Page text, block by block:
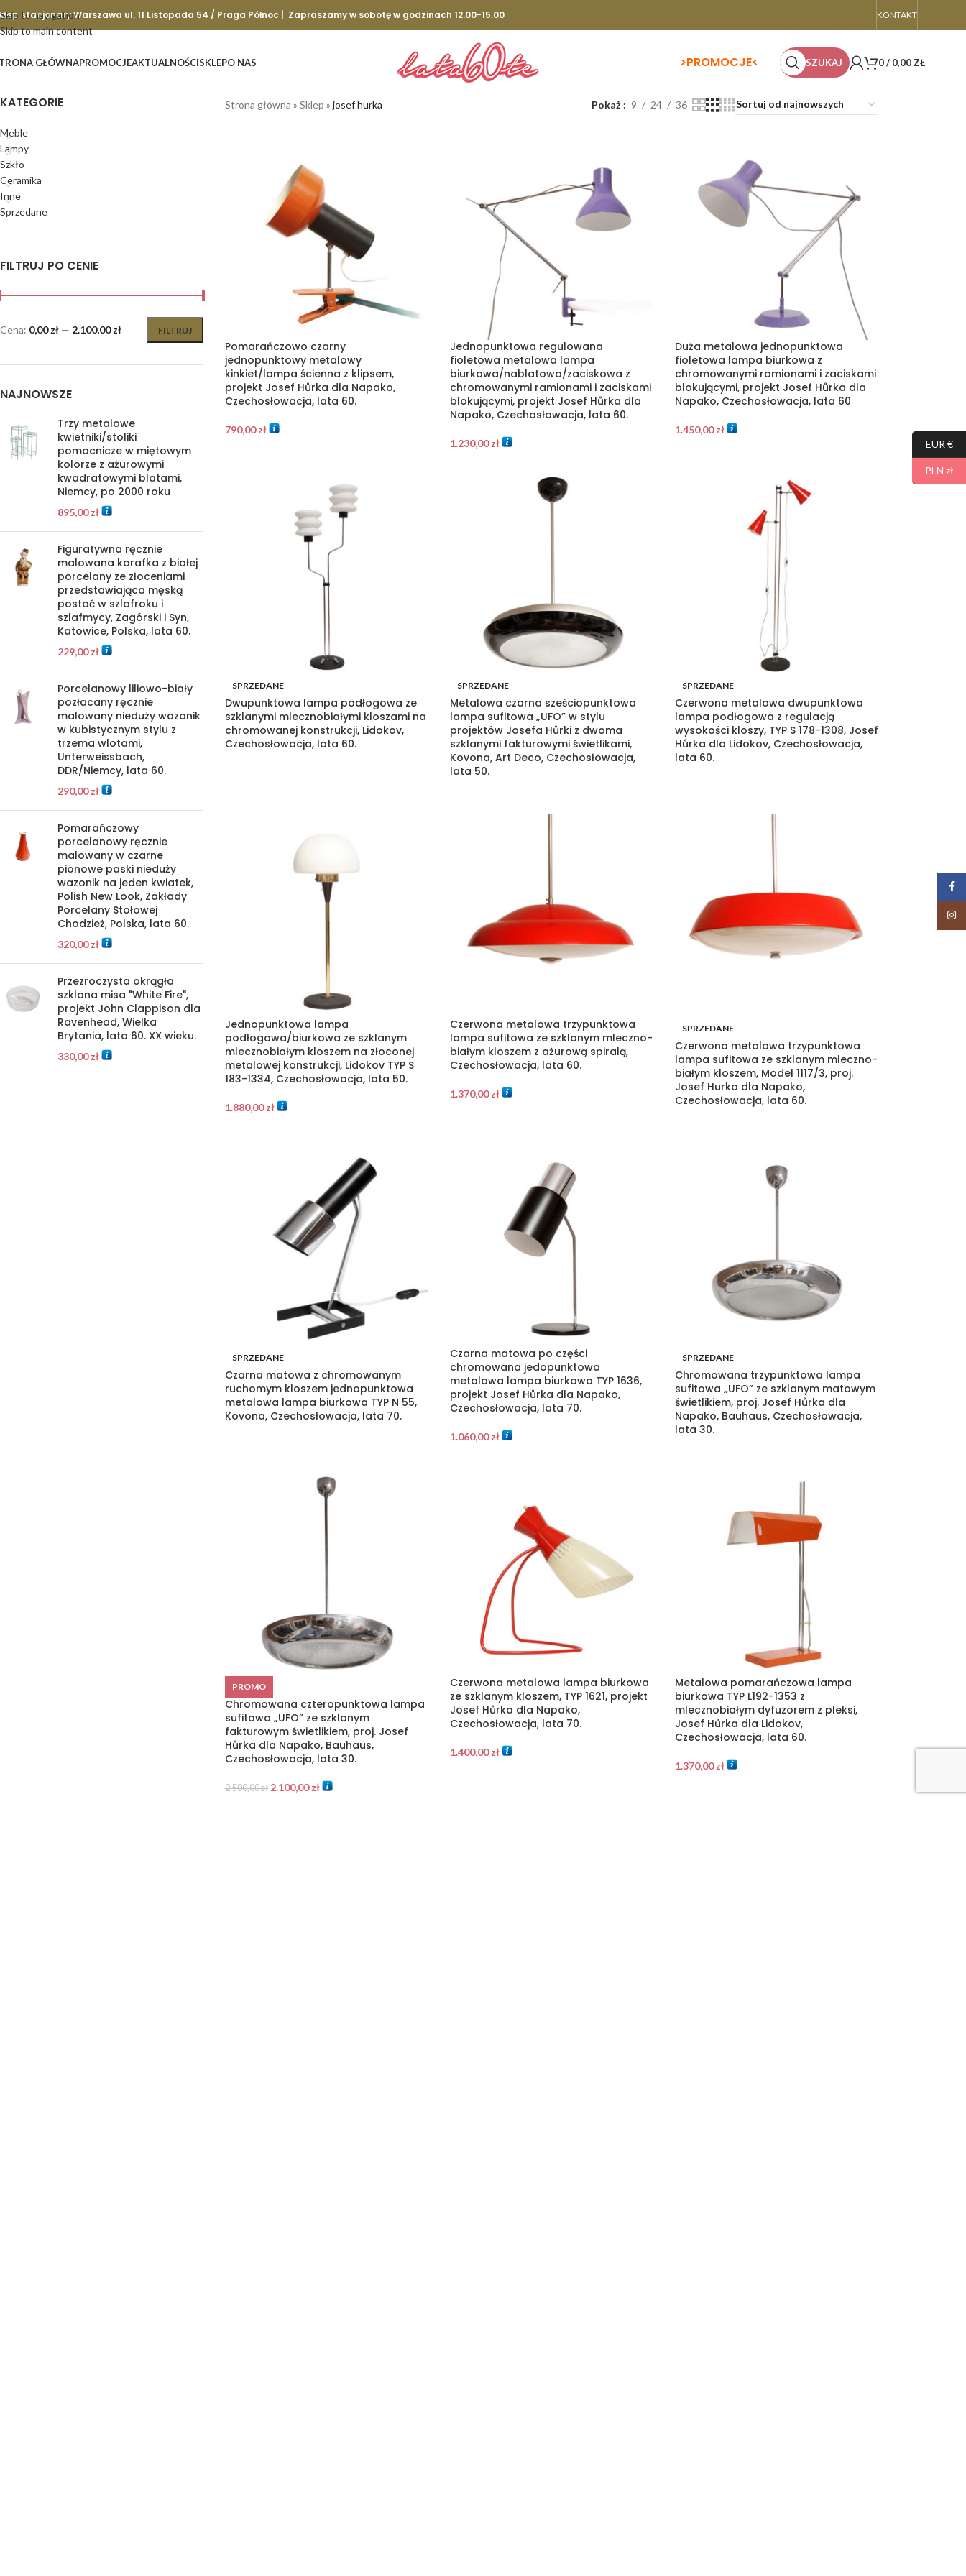
Skip to navigation
Skip to main content
stacjonary Warszawa ul. 11 Listopada 54 / Praga Północ | Zapraszamy w sobotę w godzinach 12.00-15.00 KONTAKT
GŁÓWNAPROMOCJEAKTUALNOŚCISKLEPO NAS >PROMOCJE< SZUKAJ 0/ 0,00 ZŁ
KATEGORIE
Meble
Lampy
Szkło
Ceramika
Inne
Sprzedane
FILTRUJ PO CENIE
FILTRUJ
Cena: 0,00 zł — 2.100,00 zł
NAJNOWSZE
Trzy metalowe
kwietniki/stoliki
pomocnicze w miętowym
kolorze z ażurowymi
kwadratowymi blatami,
Niemcy, po 2000 roku
895,00zł
Figuratywna ręcznie
malowana karafka z białej
porcelany ze złoceniami
przedstawiająca męską
postać w szlafroku i
szlafmycy, Zagórski i Syn,
Katowice, Polska, lata 60.
229,00zł
Porcelanowy liliowo-biały
pozłacany ręcznie
malowany nieduży wazonik
w kubistycznym stylu z
trzema wlotami,
Unterweissbach,
DDR/Niemcy, lata 60.
290,00zł
Pomarańczowy
porcelanowy ręcznie
malowany w czarne
pionowe paski nieduży
wazonik na jeden kwiatek,
Polish New Look, Zakłady
Porcelany Stołowej
Chodzież, Polska, lata 60.
320,00zł
Przezroczysta okrągła
szklana misa "White Fire",
projekt John Clappison dla
Ravenhead, Wielka
Brytania, lata 60. XX wieku.
330,00zł
Strona główna » Sklep » josef hurka Pokaż 9 24 36
Pomarańczowo czarny
jednopunktowy metalowy
kinkiet/lampa ścienna z klipsem,
projekt Josef Hůrka dla Napako,
Czechosłowacja, lata 60.
790,00zł
Jednopunktowa regulowana
fioletowa metalowa lampa
biurkowa/nablatowa/zaciskowa z
chromowanymi ramionami i zaciskami
blokującymi, projekt Josef Hůrka dla
Napako, Czechosłowacja, lata 60.
1.230,00zł
Duża metalowa jednopunktowa
fioletowa lampa biurkowa z
chromowanymi ramionami i zaciskami
blokującymi, projekt Josef Hůrka dla
Napako, Czechosłowacja, lata 60
1.450,00zł
SPRZEDANE
Dwupunktowa lampa podłogowa ze
szklanymi mlecznobiałymi kloszami na
chromowanej konstrukcji, Lidokov,
Czechosłowacja, lata 60.
SPRZEDANE
Metalowa czarna sześciopunktowa
lampa sufitowa „UFO” w stylu
projektów Josefa Hůrki z dwoma
szklanymi fakturowymi świetlikami,
Kovona, Art Deco, Czechosłowacja,
lata 50.
SPRZEDANE
Czerwona metalowa dwupunktowa
lampa podłogowa z regulacją
wysokości kloszy, TYP S 178-1308, Josef
Hůrka dla Lidokov, Czechosłowacja,
lata 60.
Jednopunktowa lampa
podłogowa/biurkowa ze szklanym
mlecznobiałym kloszem na złoconej
metalowej konstrukcji, Lidokov TYP S
183-1334, Czechosłowacja, lata 50.
1.880,00zł
Czerwona metalowa trzypunktowa
lampa sufitowa ze szklanym mleczno-
białym kloszem z ażurową spiralą,
Czechosłowacja, lata 60.
1.370,00zł
SPRZEDANE
Czerwona metalowa trzypunktowa
lampa sufitowa ze szklanym mleczno-
białym kloszem, Model 1117/3, proj.
Josef Hurka dla Napako,
Czechosłowacja, lata 60.
SPRZEDANE
Czarna matowa z chromowanym
ruchomym kloszem jednopunktowa
metalowa lampa biurkowa TYP N 55,
Kovona, Czechosłowacja, lata 70.
Czarna matowa po części
chromowana jedopunktowa
metalowa lampa biurkowa TYP 1636,
projekt Josef Hůrka dla Napako,
Czechosłowacja, lata 70.
1.060,00zł
SPRZEDANE
Chromowana trzypunktowa lampa
sufitowa „UFO” ze szklanym matowym
świetlikiem, proj. Josef Hůrka dla
Napako, Bauhaus, Czechosłowacja,
lata 30.
PROMO
Chromowana czteropunktowa lampa
sufitowa „UFO” ze szklanym
fakturowym świetlikiem, proj. Josef
Hůrka dla Napako, Bauhaus,
Czechosłowacja, lata 30.
2.500,00zł 2.100,00zł
Czerwona metalowa lampa biurkowa
ze szklanym kloszem, TYP 1621, projekt
Josef Hůrka dla Napako,
Czechosłowacja, lata 70.
1.400,00zł
Metalowa pomarańczowa lampa
biurkowa TYP L192-1353 z
mlecznobiałym dyfuzorem z pleksi,
Josef Hůrka dla Lidokov,
Czechosłowacja, lata 60.
1.370,00zł
EUR €
PLN zł